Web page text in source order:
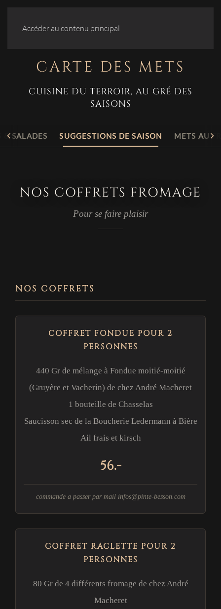
Accéder au contenu principal
CARTE DES METS
CUISINE DU TERROIR, AU GRÉ DES
SAISONS
& SALADES SUGGESTIONS DE SAISON METS AU
NOS COFFRETS FROMAGE
Pour se faire plaisir
NOS COFFRETS
COFFRET FONDUE POUR 2
PERSONNES
440 Gr de mélange à Fondue moitié-moitié
(Gruyère et Vacherin) de chez André Macheret
1 bouteille de Chasselas
Saucisson sec de la Boucherie Ledermann à Bière
Ail frais et kirsch
56.-
commande a passer par mail infos@pinte-besson.com
COFFRET RACLETTE POUR 2
PERSONNES
80 Gr de 4 différents fromage de chez André
Macheret